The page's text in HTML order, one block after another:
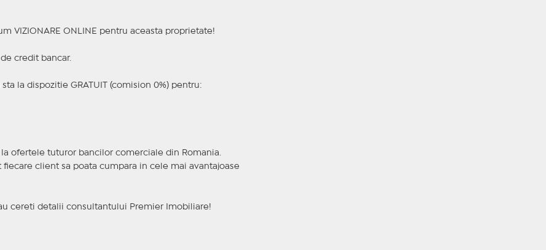
VIZIONARE ONLINE pentru aceasta proprietate!
credit bancar.
la dispozitie GRATUIT (comision 0%) pentru:
ofertele tuturor bancilor comerciale din Romania.
client sa poata cumpara in cele mai avantajoase
cereti detalii consultantului Premier Imobiliare!